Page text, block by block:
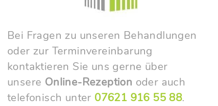
Bei Fragen zu unseren Behandlungen
oder zur Terminvereinbarung
kontaktieren Sie uns gerne über
unsere Online-Rezeption oder auch
telefonisch unter 07621 916 55 88.